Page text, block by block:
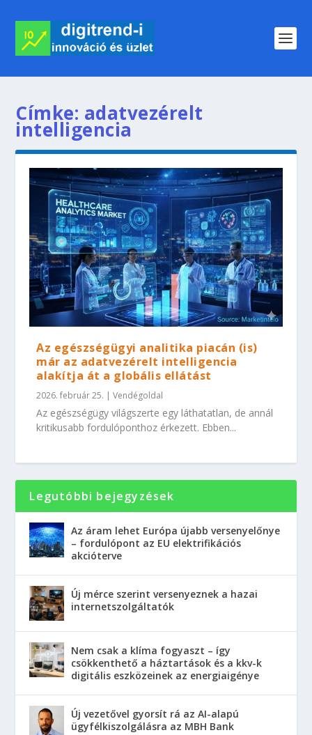
Címke: adatvezérelt
intelligencia
Az egészségügyi analitika piacán (is)
már az adatvezérelt intelligencia
alakítja át a globális ellátást
2026. február 25. |Vendégoldal
Az egészségügy világszerte egy láthatatlan, de annál
kritikusabb fordulóponthoz érkezett. Ebben...
Legutóbbi bejegyzések
Az áram lehet Európa újabb versenyelőnye
– fordulópont az EU elektrifikációs
akcióterve
Új mérce szerint versenyeznek a hazai
internetszolgáltatók
Nem csak a klíma fogyaszt – így
csökkenthető a háztartások és a kkv-k
digitális eszközeinek az energiaigénye
Új vezetővel gyorsít rá az AI-alapú
ügyfélkiszolgálásra az MBH Bank